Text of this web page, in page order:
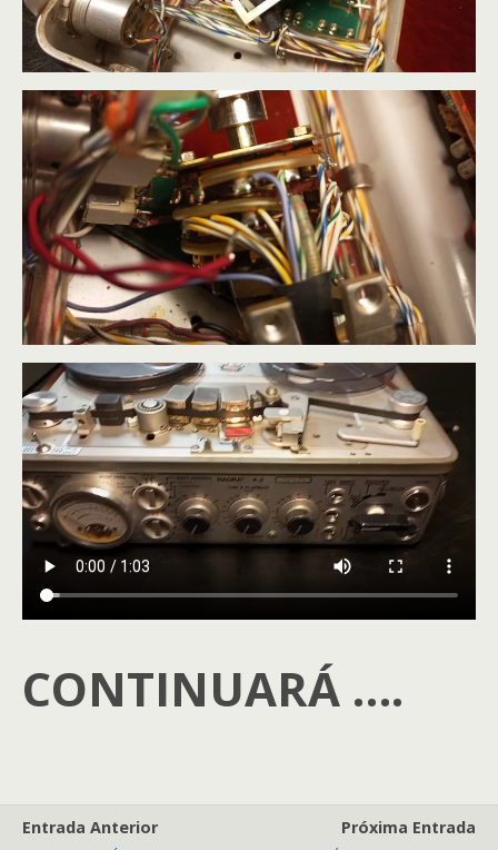
CONTINUARÁ ….
Entrada Anterior
Próxima Entrada